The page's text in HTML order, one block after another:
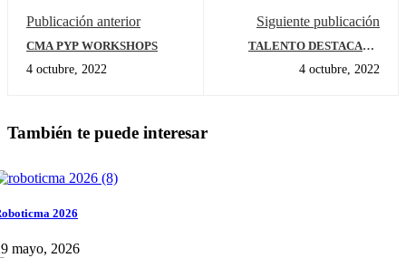
Publicación anterior
CMA PYP WORKSHOPS
4 octubre, 2022
Siguiente publicación
TALENTO DESTACADO
4 octubre, 2022
También te puede interesar
2026
mayo, 2026